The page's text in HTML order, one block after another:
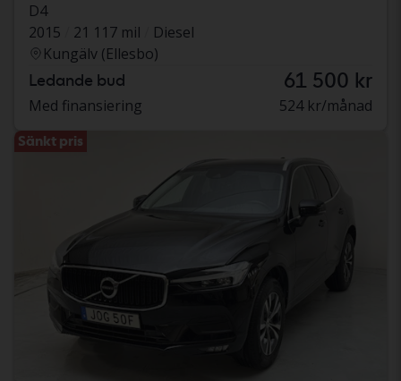
D4
2015
21 117 mil
Diesel
Kungälv (Ellesbo)
Ledande bud 61 500 kr
Med finansiering 524 kr/månad
Sänkt pris